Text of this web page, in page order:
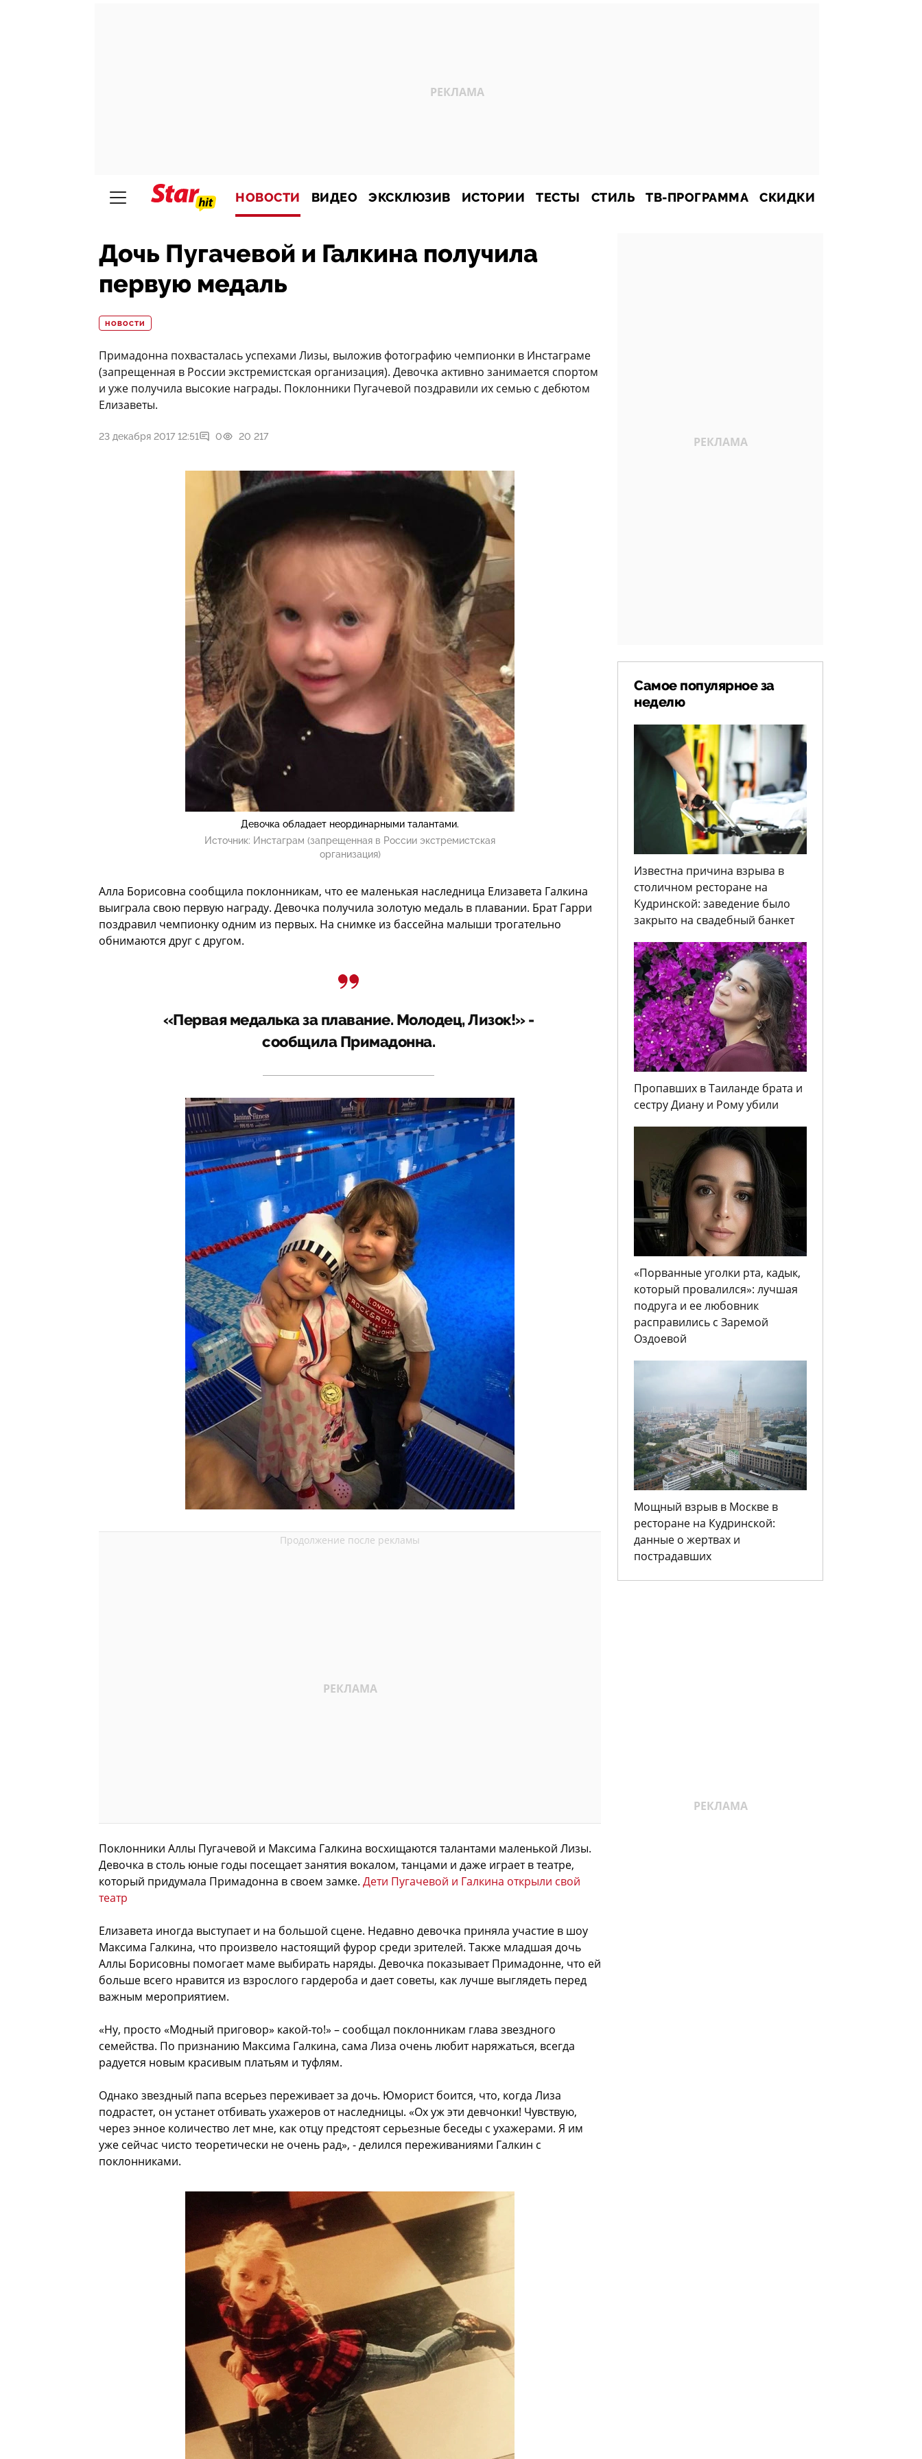
НОВОСТИ ВИДЕО ЭКСКЛЮЗИВ ИСТОРИИ ТЕСТЫ СТИЛЬ ТВ-ПРОГРАММА СКИДКИ
Дочь Пугачевой и Галкина получила
первую медаль
НОВОСТИ
Примадонна похвасталась успехами Лизы, выложив фотографию чемпионки в Инстаграме
(запрещенная в России экстремистская организация). Девочка активно занимается спортом
и уже получила высокие награды. Поклонники Пугачевой поздравили их семью с дебютом
Елизаветы.
23 декабря 2017 12:51 0 20 217
Девочка обладает неординарными талантами.
Источник: Инстаграм (запрещенная в России экстремистская
организация)
Алла Борисовна сообщила поклонникам, что ее маленькая наследница Елизавета Галкина
выиграла свою первую награду. Девочка получила золотую медаль в плавании. Брат Гарри
поздравил чемпионку одним из первых. На снимке из бассейна малыши трогательно
обнимаются друг с другом.
«Первая медалька за плавание. Молодец, Лизок!» -
сообщила Примадонна.
Поклонники Аллы Пугачевой и Максима Галкина восхищаются талантами маленькой Лизы.
Девочка в столь юные годы посещает занятия вокалом, танцами и даже играет в театре,
который придумала Примадонна в своем замке. Дети Пугачевой и Галкина открыли свой
театр
Елизавета иногда выступает и на большой сцене. Недавно девочка приняла участие в шоу
Максима Галкина, что произвело настоящий фурор среди зрителей. Также младшая дочь
Аллы Борисовны помогает маме выбирать наряды. Девочка показывает Примадонне, что ей
больше всего нравится из взрослого гардероба и дает советы, как лучше выглядеть перед
важным мероприятием.
«Ну, просто «Модный приговор» какой-то!» – сообщал поклонникам глава звездного
семейства. По признанию Максима Галкина, сама Лиза очень любит наряжаться, всегда
радуется новым красивым платьям и туфлям.
Однако звездный папа всерьез переживает за дочь. Юморист боится, что, когда Лиза
подрастет, он устанет отбивать ухажеров от наследницы. «Ох уж эти девчонки! Чувствую,
через энное количество лет мне, как отцу предстоят серьезные беседы с ухажерами. Я им
уже сейчас чисто теоретически не очень рад», - делился переживаниями Галкин с
поклонниками.
Самое популярное за
неделю
Известна причина взрыва в
столичном ресторане на
Кудринской: заведение было
закрыто на свадебный банкет
Пропавших в Таиланде брата и
сестру Диану и Рому убили
«Порванные уголки рта, кадык,
который провалился»: лучшая
подруга и ее любовник
расправились с Заремой
Оздоевой
Мощный взрыв в Москве в
ресторане на Кудринской:
данные о жертвах и
пострадавших